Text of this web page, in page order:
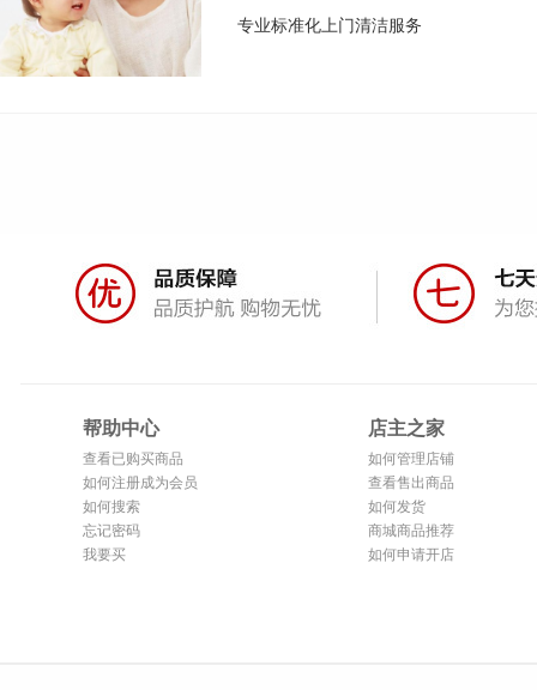
专业标准化上门清洁服务
帮助中心
查看已购买商品
如何注册成为会员
如何搜索
忘记密码
我要买
店主之家
如何管理店铺
查看售出商品
如何发货
商城商品推荐
如何申请开店